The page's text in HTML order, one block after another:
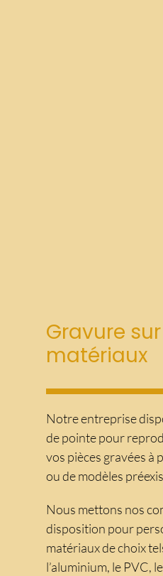
Gravure
matériaux
Notre entreprise
de pointe pour
vos pièces gravées à
ou de modèles
Nous mettons nos
disposition pour
matériaux de choix
l’aluminium, le PVC,